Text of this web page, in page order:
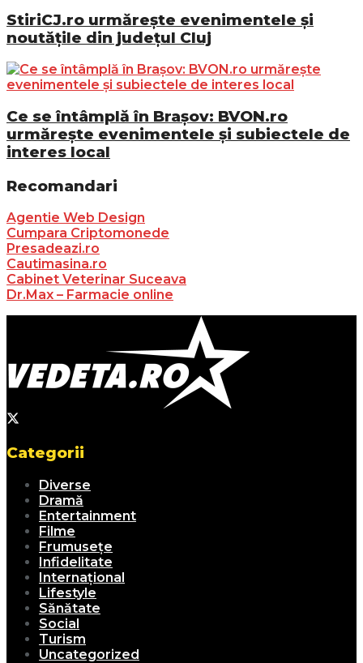
StiriCJ.ro urmărește evenimentele și
noutățile din județul Cluj
Ce se întâmplă în Brașov: BVON.ro
urmărește evenimentele și subiectele de
interes local
Recomandari
Agentie Web Design
Cumpara Criptomonede
Presadeazi.ro
Cautimasina.ro
Cabinet Veterinar Suceava
Dr.Max – Farmacie online
Categorii
Diverse
Dramă
Entertainment
Filme
Frumusețe
Infidelitate
Internațional
Lifestyle
Sănătate
Social
Turism
Uncategorized